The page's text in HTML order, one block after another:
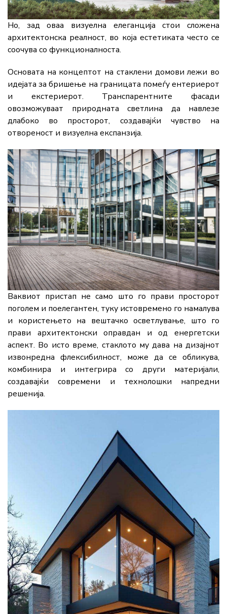
Но, зад оваа визуелна елеганција стои сложена
архитектонска реалност, во која естетиката често се
соочува со функционалноста.
Основата на концептот на стаклени домови лежи во
идејата за бришење на границата помеѓу ентериерот
и екстериерот. Транспарентните фасади
овозможуваат природната светлина да навлезе
длабоко во просторот, создавајќи чувство на
отвореност и визуелна експанзија.
Ваквиот пристап не само што го прави просторот
поголем и поелегантен, туку истовремено го намалува
и користењето на вештачко осветлување, што го
прави архитектонски оправдан и од енергетски
аспект. Во исто време, стаклото му дава на дизајнот
извонредна флексибилност, може да се обликува,
комбинира и интегрира со други материјали,
создавајќи современи и технолошки напредни
решенија.